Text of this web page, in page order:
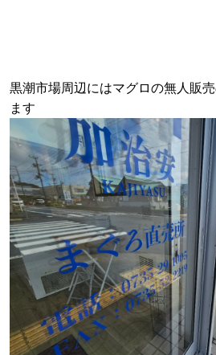
黒潮市場周辺にはマグロの無人販
ます